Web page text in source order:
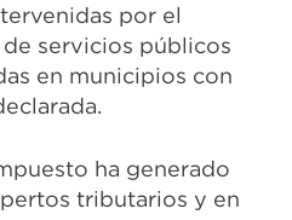
por el
servicios públicos
en municipios con
ha generado
tributarios y en